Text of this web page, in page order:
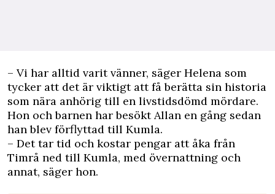
– Vi har alltid varit vänner, säger Helena som
tycker att det är viktigt att få berätta sin historia
som nära anhörig till en livstidsdömd mördare.
Hon och barnen har besökt Allan en gång sedan
han blev förflyttad till Kumla.
– Det tar tid och kostar pengar att åka från
Timrå ned till Kumla, med övernattning och
annat, säger hon.